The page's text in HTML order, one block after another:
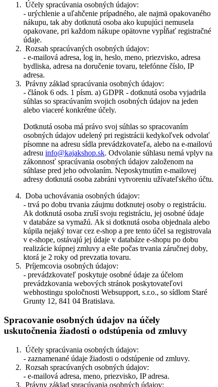
Účely spracúvania osobných údajov:
- urýchlenie a uľahčenie prípadného, ale najmä opakovaného
nákupu, tak aby dotknutá osoba ako kupujúci nemusela
opakovane, pri každom nákupe opätovne vypĺňať registračné
údaje.
Rozsah spracúvaných osobných údajov:
- e-mailová adresa, log in, heslo, meno, priezvisko, adresa
bydliska, adresa na doručenie tovaru, telefónne číslo, IP
adresa.
Právny základ spracúvania osobných údajov:
- článok 6 ods. 1 písm. a) GDPR - dotknutá osoba vyjadrila
súhlas so spracúvaním svojich osobných údajov na jeden
alebo viaceré konkrétne účely.
Dotknutá osoba má právo svoj súhlas so spracovaním
osobných údajov udelený pri registrácii kedykoľvek odvolať
písomne na adresu sídla prevádzkovateľa, alebo na e-mailovú
adresu info@kajakshop.sk. Odvolanie súhlasu nemá vplyv na
zákonnosť spracúvania osobných údajov založenom na
súhlase pred jeho odvolaním. Neposkytnutím e-mailovej
adresy dotknutá osoba zabráni vytvoreniu užívateľského účtu.
Doba uchovávania osobných údajov:
- trvá po dobu trvania záujmu dotknutej osoby o registráciu.
Ak dotknutá osoba zruší svoju registráciu, jej osobné údaje
v databáze sa vymažú. Ak si dotknutá osoba objednala alebo
kúpila nejaký tovar cez e-shop a pre tento účel sa registrovala
v e-shope, ostávajú jej údaje v databáze e-shopu po dobu
realizácie kúpnej zmluvy a ešte počas trvania záručnej doby,
ktorá je 2 roky od prevzatia tovaru.
Príjemcovia osobných údajov:
- prevádzkovateľ poskytuje osobné údaje za účelom
prevádzkovania webových stránok poskytovateľovi
webhostingu spoločnosti Websupport, s.r.o., so sídlom Staré
Grunty 12, 841 04 Bratislava.
Spracovanie osobných údajov na účely
uskutočnenia žiadosti o odstúpenia od zmluvy
Účely spracúvania osobných údajov:
- zaznamenané údaje žiadosti o odstúpenie od zmluvy.
Rozsah spracúvaných osobných údajov:
- e-mailová adresa, meno, priezvisko, IP adresa.
Právny základ spracúvania osobných údajov: